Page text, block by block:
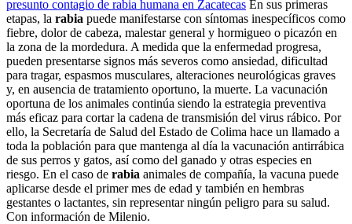
presunto contagio de rabia humana en Zacatecas En sus primeras
etapas, la rabia puede manifestarse con síntomas inespecíficos como
fiebre, dolor de cabeza, malestar general y hormigueo o picazón en
la zona de la mordedura. A medida que la enfermedad progresa,
pueden presentarse signos más severos como ansiedad, dificultad
para tragar, espasmos musculares, alteraciones neurológicas graves
y, en ausencia de tratamiento oportuno, la muerte. La vacunación
oportuna de los animales continúa siendo la estrategia preventiva
más eficaz para cortar la cadena de transmisión del virus rábico. Por
ello, la Secretaría de Salud del Estado de Colima hace un llamado a
toda la población para que mantenga al día la vacunación antirrábica
de sus perros y gatos, así como del ganado y otras especies en
riesgo. En el caso de rabia animales de compañía, la vacuna puede
aplicarse desde el primer mes de edad y también en hembras
gestantes o lactantes, sin representar ningún peligro para su salud.
Con información de Milenio.